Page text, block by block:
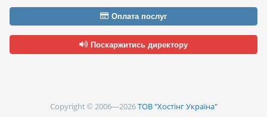
Оплата послуг
Поскаржитись директору
Copyright © 2006—2026ТОВ "Хостінг Україна"